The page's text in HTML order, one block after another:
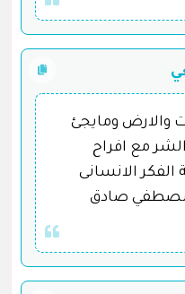
والارض ومايجئ
مع افراح
الفكر الانسانى
مصطفي صادق